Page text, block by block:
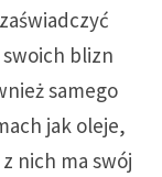
swoich blizn
samego
jak oleje,
nich ma swój